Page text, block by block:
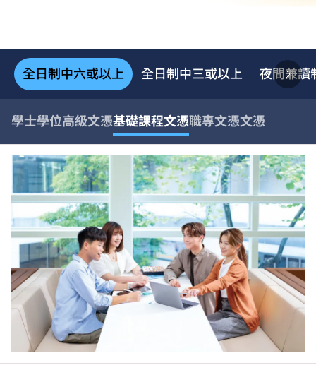
全日制中六或以上 全日制中三或以上 夜間兼讀
學士學位高級文憑基礎課程文憑職專文憑文憑